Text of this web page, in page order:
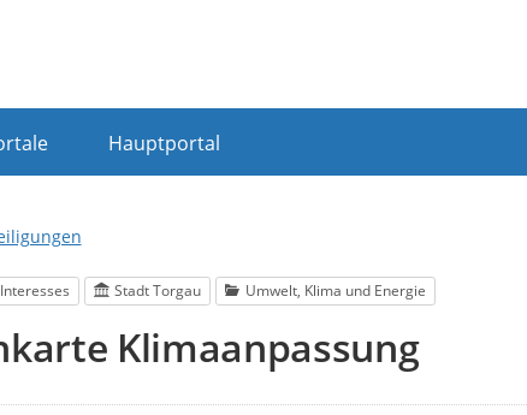
Hauptportal
Stadt Torgau Umwelt, Klima und Energie
Klimaanpassung